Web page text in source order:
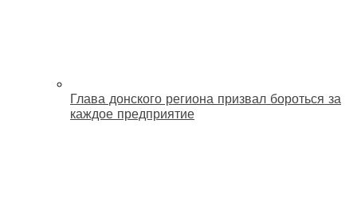
Глава донского региона призвал бороться за
каждое предприятие